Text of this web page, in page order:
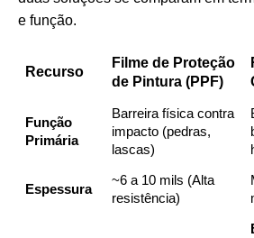
e função.
Recurso
Filme de Proteção
de Pintura (PPF)
Função
Primária
Barreira física contra
impacto (pedras,
lascas)
Espessura
~6 a 10 mils (Alta
resistência)